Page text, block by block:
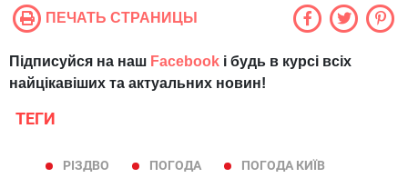
ПЕЧАТЬ СТРАНИЦЫ
Підписуйся на наш Facebook і будь в курсі всіх
найцікавіших та актуальних новин!
ТЕГИ
РІЗДВО ПОГОДА
ПОГОДА КИЇВ